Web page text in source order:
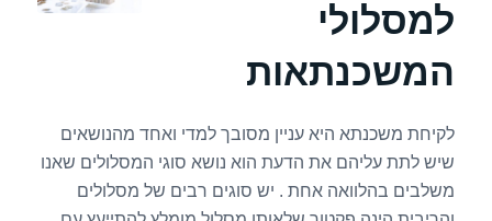
למסלולי
המשכנתאות
לקיחת משכנתא היא עניין מסובך למדי ואחד מהנושאים
שיש לתת עליהם את הדעת הוא נושא סוגי המסלולים שאנו
משלבים בהלוואה אחת . יש סוגים רבים של מסלולים